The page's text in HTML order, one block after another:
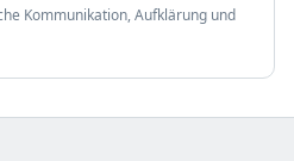
Kommunikation, Aufklärung und